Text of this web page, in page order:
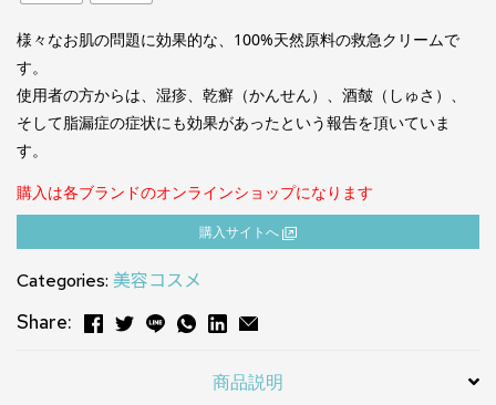
様々なお肌の問題に効果的な、100%天然原料の救急クリームで
す。
使用者の方からは、湿疹、乾癬（かんせん）、酒皶（しゅさ）、
そして脂漏症の症状にも効果があったという報告を頂いていま
す。
購入は各ブランドのオンラインショップになります
購⼊サイトへ
Categories: 美容コスメ
Share:
商品説明